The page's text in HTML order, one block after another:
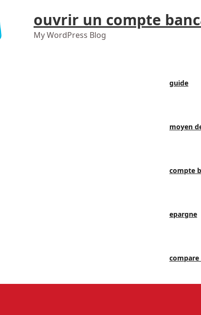
ouvrir un compte
My WordPress Blog
guide
moyen
compte
epargne
compare